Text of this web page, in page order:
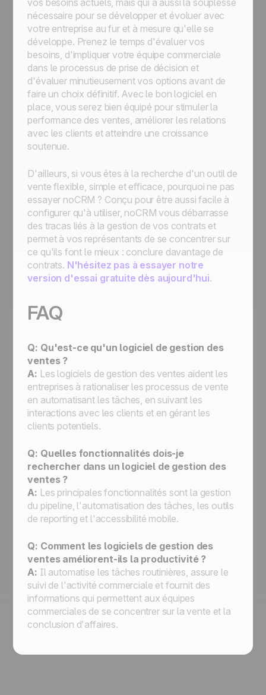
vos besoins actuels, mais qui a aussi la souplesse
nécessaire pour se développer et évoluer avec
votre entreprise au fur et à mesure qu'elle se
développe. Prenez le temps d'évaluer vos
besoins, d'impliquer votre équipe commerciale
dans le processus de prise de décision et
d'évaluer minutieusement vos options avant de
faire un choix définitif. Avec le bon logiciel en
place, vous serez bien équipé pour stimuler la
performance des ventes, améliorer les relations
avec les clients et atteindre une croissance
soutenue.
D'ailleurs, si vous êtes à la recherche d'un outil de
vente flexible, simple et efficace, pourquoi ne pas
essayer noCRM ? Conçu pour être aussi facile à
configurer qu'à utiliser, noCRM vous débarrasse
des tracas liés à la gestion de vos contrats et
permet à vos représentants de se concentrer sur
ce qu'ils font le mieux : conclure davantage de
contrats. N'hésitez pas à essayer notre
version d'essai gratuite dès aujourd'hui.
FAQ
Q: Qu'est-ce qu'un logiciel de gestion des
ventes ?
A: Les logiciels de gestion des ventes aident les
entreprises à rationaliser les processus de vente
en automatisant les tâches, en suivant les
interactions avec les clients et en gérant les
clients potentiels.
Q: Quelles fonctionnalités dois-je
rechercher dans un logiciel de gestion des
ventes ?
A: Les principales fonctionnalités sont la gestion
du pipeline, l'automatisation des tâches, les outils
de reporting et l'accessibilité mobile.
Q: Comment les logiciels de gestion des
ventes améliorent-ils la productivité ?
A: Il automatise les tâches routinières, assure le
suivi de l'activité commerciale et fournit des
informations qui permettent aux équipes
commerciales de se concentrer sur la vente et la
conclusion d'affaires.